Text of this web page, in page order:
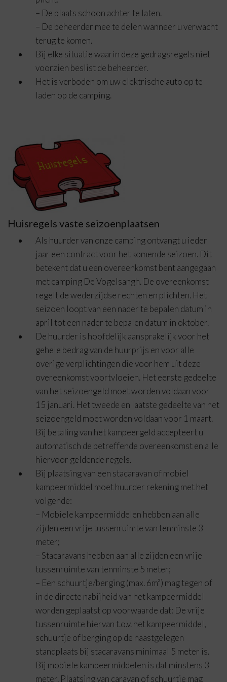
– De plaats schoon achter te laten.
– De beheerder mee te delen wanneer u verwacht
terug te komen.
Bij elke situatie waarin deze gedragsregels niet
voorzien beslist de beheerder.
Het is verboden om uw elektrische auto op te
laden op de camping.
Huisregels vaste seizoenplaatsen
Als huurder van onze camping ontvangt u ieder
jaar een contract voor het komende seizoen. Dit
betekent dat u een overeenkomst bent aangegaan
met camping De Vogelsangh. De overeenkomst
regelt de wederzijdse rechten en plichten. Het
seizoen loopt van een nader te bepalen datum in
april tot een nader te bepalen datum in oktober.
De huurder is hoofdelijk aansprakelijk voor het
gehele bedrag van de huurprijs en voor alle
overige verplichtingen die voor hem uit deze
overeenkomst voortvloeien. Het eerste gedeelte
van het seizoengeld moet worden voldaan voor
15 januari. Het tweede en laatste gedeelte van het
seizoengeld moet worden voldaan voor 1 maart.
Bij betaling van het kampeergeld accepteert u
automatisch de betreffende overeenkomst en alle
hiervoor geldende regels.
Bij plaatsing van een stacaravan of mobiel
kampeermiddel moet huurder rekening met het
volgende:
– Mobiele kampeermiddelen hebben aan alle
zijden een vrije tussenruimte van tenminste 3
meter;
– Stacaravans hebben aan alle zijden een vrije
tussenruimte van tenminste 5 meter;
– Een schuurtje/berging (max. 6m²) mag tegen of
in de directe nabijheid van het kampeermiddel
worden geplaatst op voorwaarde dat: De vrije
tussenruimte hiervan t.o.v. het kampeermiddel,
schuurtje of berging op de naastgelegen
standplaats bij stacaravans minimaal 5 meter is.
Bij mobiele kampeermiddelen is dat minstens 3
meter. Plaatsing van caravan of schuurtje mag